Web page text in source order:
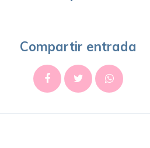
Compartir entrada